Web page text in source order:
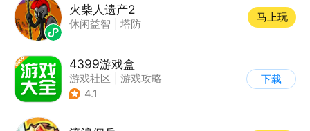
火柴人遗产2
休闲益智 塔防
马上玩
4399游戏盒
游戏社区
游戏攻略
4.1
下载